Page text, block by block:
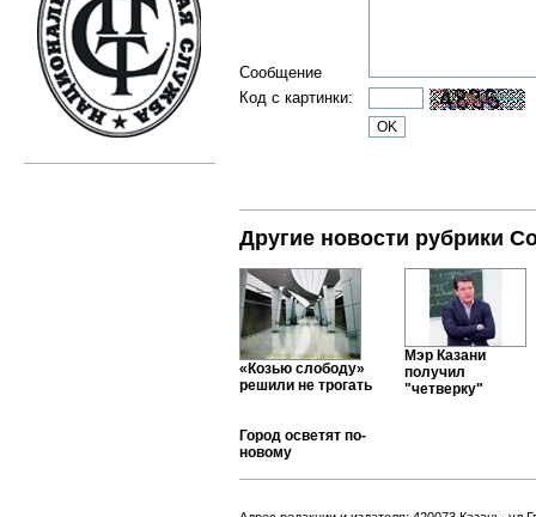
Сообщение
Код с картинки:
Другие новости рубрики
«Козью слободу»
решили не трогать
Мэр Казани
получил
"четверку"
Город осветят по-
новому